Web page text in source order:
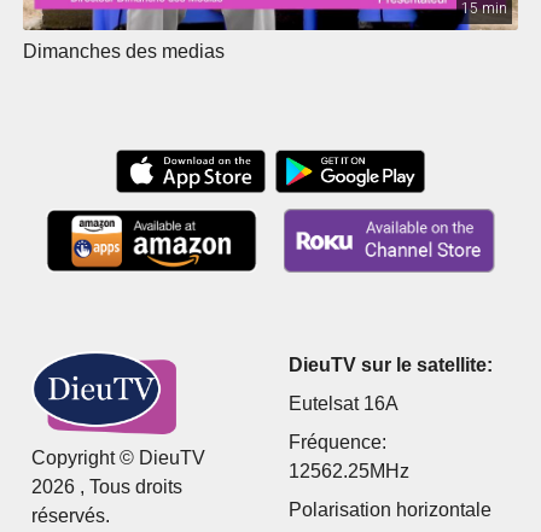
15 min
Dimanches des medias
Copyright © DieuTV
2026 , Tous droits
réservés.
DieuTV sur le satellite:
Eutelsat 16A
Fréquence:
12562.25MHz
Polarisation horizontale